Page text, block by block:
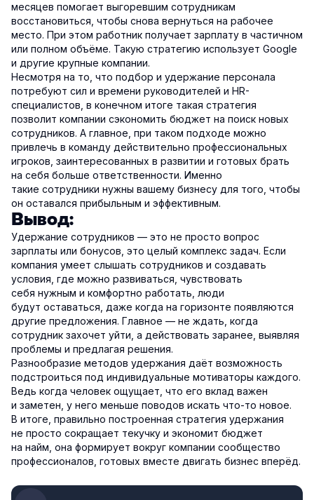
месяцев помогает выгоревшим сотрудникам
восстановиться, чтобы снова вернуться на рабочее
место. При этом работник получает зарплату в частичном
или полном объёме. Такую стратегию использует Google
и другие крупные компании.
Несмотря на то, что подбор и удержание персонала
потребуют сил и времени руководителей и HR-
специалистов, в конечном итоге такая стратегия
позволит компании сэкономить бюджет на поиск новых
сотрудников. А главное, при таком подходе можно
привлечь в команду действительно профессиональных
игроков, заинтересованных в развитии и готовых брать
на себя больше ответственности. Именно
такие сотрудники нужны вашему бизнесу для того, чтобы
он оставался прибыльным и эффективным.
Вывод:
Удержание сотрудников — это не просто вопрос
зарплаты или бонусов, это целый комплекс задач. Если
компания умеет слышать сотрудников и создавать
условия, где можно развиваться, чувствовать
себя нужным и комфортно работать, люди
будут оставаться, даже когда на горизонте появляются
другие предложения. Главное — не ждать, когда
сотрудник захочет уйти, а действовать заранее, выявляя
проблемы и предлагая решения.
Разнообразие методов удержания даёт возможность
подстроиться под индивидуальные мотиваторы каждого.
Ведь когда человек ощущает, что его вклад важен
и заметен, у него меньше поводов искать что-то новое.
В итоге, правильно построенная стратегия удержания
не просто сокращает текучку и экономит бюджет
на найм, она формирует вокруг компании сообщество
профессионалов, готовых вместе двигать бизнес вперёд.